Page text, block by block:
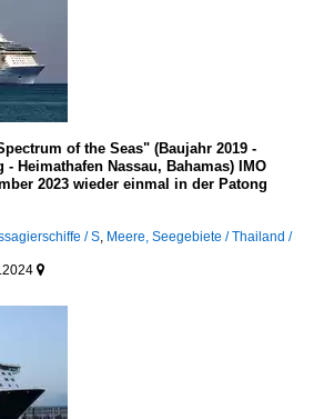
of the Seas" (Baujahr 2019 -
- Heimathafen Nassau, Bahamas) IMO
2023 wieder einmal in der Patong
/ S, Meere, Seegebiete / Thailand /
